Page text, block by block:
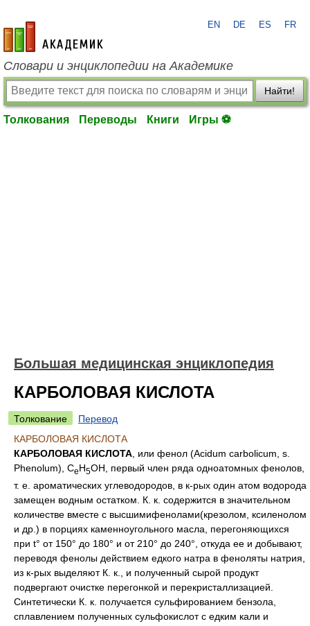
academic.ru
EN DE ES FR
Словари и энциклопедии на Академике
Найти!
Толкования Переводы Книги Игры ⚽
Большая медицинская энциклопедия
КАРБОЛОВАЯ КИСЛОТА
Толкование
Перевод
КАРБОЛОВАЯ КИСЛОТА
КАРБОЛОВАЯ КИСЛОТА , или фенол (Acidum carbolicum, s.
Phenolum), CeH5OH, первый член ряда одноатомных фенолов,
т. е. ароматических углеводородов, в к-рых один атом водорода
замещен водным остатком. К. к. содержится в значительном
количестве вместе с высшимифенолами(крезолом, ксиленолом
и др.) в порциях каменноугольного масла, перегоняющихся
при t° от 150° до 180° и от 210° до 240°, откуда ее и добывают,
переводя фенолы действием едкого натра в феноляты натрия,
из к-рых выделяют К. к., и полученный сырой продукт
подвергают очистке перегонкой и перекристаллизацией.
Синтетически К. к. получается сульфированием бензола,
сплавлением полученных сульфокислот с едким кали и